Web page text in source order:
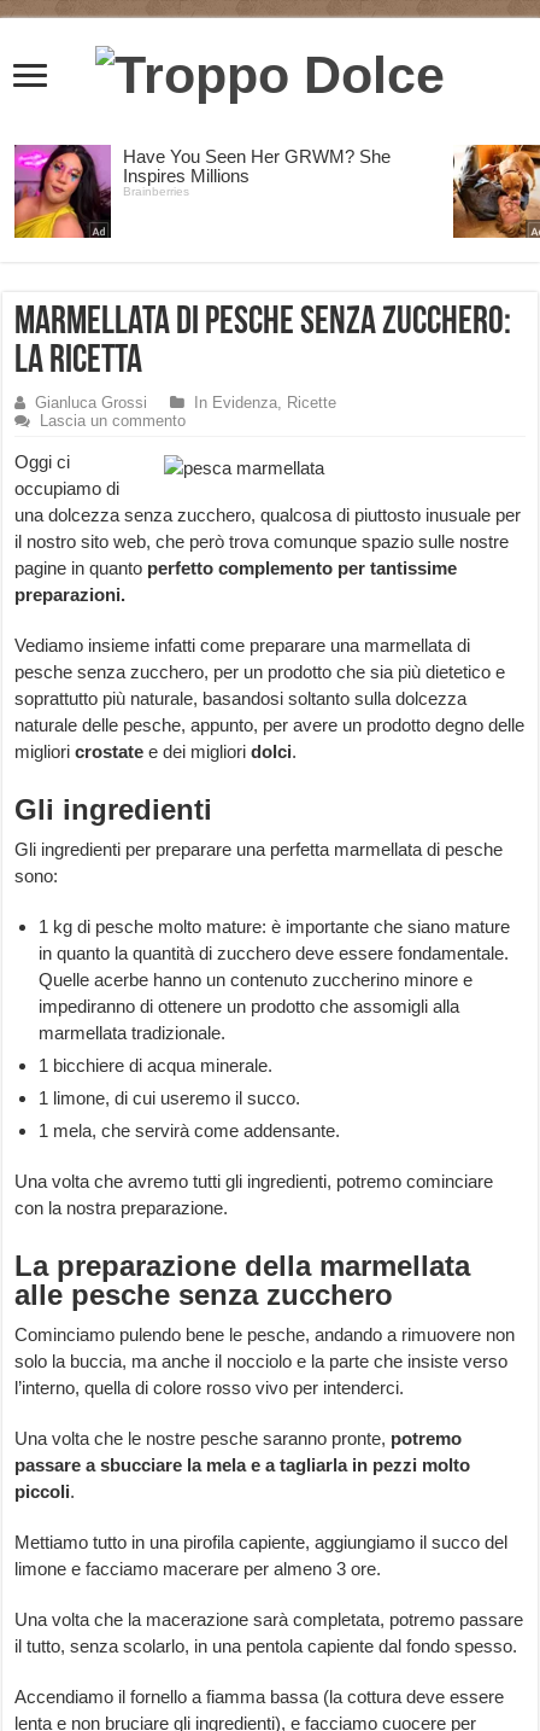
Marmellata di Pesche senza Zucchero:
la Ricetta
Gianluca Grossi In Evidenza, Ricette
Lascia un commento
Oggi ci
occupiamo di
una dolcezza senza zucchero, qualcosa di piuttosto inusuale per
il nostro sito web, che però trova comunque spazio sulle nostre
pagine in quanto perfetto complemento per tantissime
preparazioni.
Vediamo insieme infatti come preparare una marmellata di
pesche senza zucchero, per un prodotto che sia più dietetico e
soprattutto più naturale, basandosi soltanto sulla dolcezza
naturale delle pesche, appunto, per avere un prodotto degno delle
miglioricrostate e dei miglioridolci.
Gli ingredienti
Gli ingredienti per preparare una perfetta marmellata di pesche
sono:
1 kg di pesche molto mature: è importante che siano mature
in quanto la quantità di zucchero deve essere fondamentale.
Quelle acerbe hanno un contenuto zuccherino minore e
impediranno di ottenere un prodotto che assomigli alla
marmellata tradizionale.
1 bicchiere di acqua minerale.
1 limone, di cui useremo il succo.
1 mela, che servirà come addensante.
Una volta che avremo tutti gli ingredienti, potremo cominciare
con la nostra preparazione.
La preparazione della marmellata
alle pesche senza zucchero
Cominciamo pulendo bene le pesche, andando a rimuovere non
solo la buccia, ma anche il nocciolo e la parte che insiste verso
l’interno, quella di colore rosso vivo per intenderci.
Una volta che le nostre pesche saranno pronte, potremo
passare a sbucciare la mela e a tagliarla in pezzi molto
piccoli.
Mettiamo tutto in una pirofila capiente, aggiungiamo il succo del
limone e facciamo macerare per almeno 3 ore.
Una volta che la macerazione sarà completata, potremo passare
il tutto, senza scolarlo, in una pentola capiente dal fondo spesso.
Accendiamo il fornello a fiamma bassa (la cottura deve essere
lenta e non bruciare gli ingredienti), e facciamo cuocere per